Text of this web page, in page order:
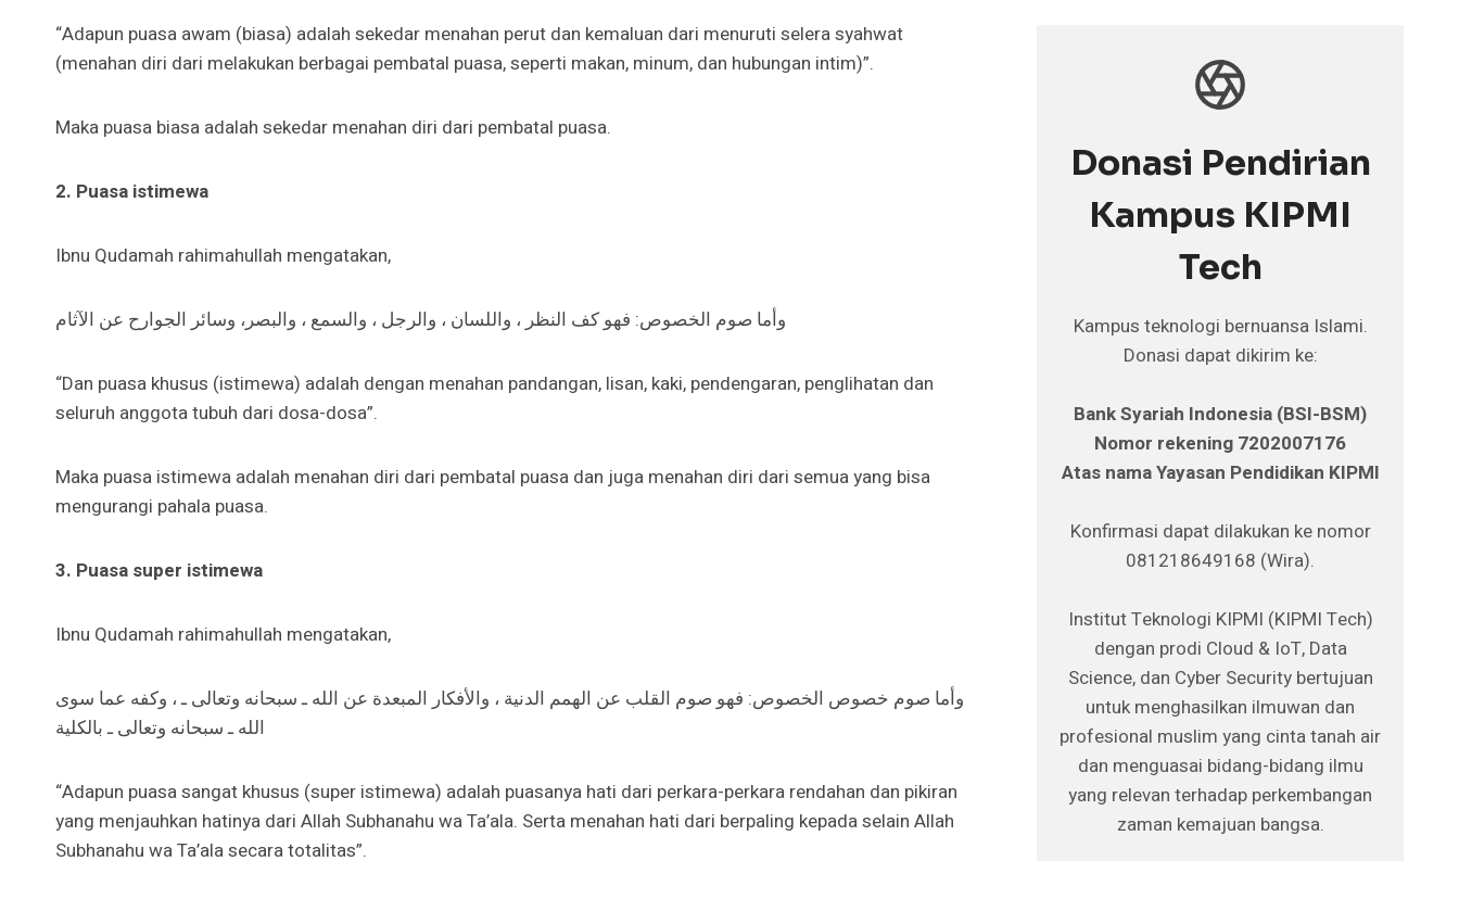
“Adapun puasa awam (biasa) adalah sekedar menahan perut dan kemaluan dari menuruti selera syahwat
(menahan diri dari melakukan berbagai pembatal puasa, seperti makan, minum, dan hubungan intim)”.
Maka puasa biasa adalah sekedar menahan diri dari pembatal puasa.
2. Puasa istimewa
Ibnu Qudamah rahimahullah mengatakan,
وأما صوم الخصوص: فهو كف النظر ، واللسان ، والرجل ، والسمع ، والبصر، وسائر الجوارح عن الآثام
“Dan puasa khusus (istimewa) adalah dengan menahan pandangan, lisan, kaki, pendengaran, penglihatan dan
seluruh anggota tubuh dari dosa-dosa”.
Maka puasa istimewa adalah menahan diri dari pembatal puasa dan juga menahan diri dari semua yang bisa
mengurangi pahala puasa.
3. Puasa super istimewa
Ibnu Qudamah rahimahullah mengatakan,
وأما صوم خصوص الخصوص: فهو صوم القلب عن الهمم الدنية ، والأفكار المبعدة عن الله ـ سبحانه وتعالى ـ ، وكفه عما سوى
الله ـ سبحانه وتعالى ـ بالكلية
“Adapun puasa sangat khusus (super istimewa) adalah puasanya hati dari perkara-perkara rendahan dan pikiran
yang menjauhkan hatinya dari Allah Subhanahu wa Ta’ala. Serta menahan hati dari berpaling kepada selain Allah
Subhanahu wa Ta’ala secara totalitas”.
Donasi Pendirian
Kampus KIPMI
Tech
Kampus teknologi bernuansa Islami.
Donasi dapat dikirim ke:
Bank Syariah Indonesia (BSI-BSM)
Nomor rekening 7202007176
Atas nama Yayasan Pendidikan KIPMI
Konfirmasi dapat dilakukan ke nomor
081218649168 (Wira).
Institut Teknologi KIPMI (KIPMI Tech)
dengan prodi Cloud & IoT, Data
Science, dan Cyber Security bertujuan
untuk menghasilkan ilmuwan dan
profesional muslim yang cinta tanah air
dan menguasai bidang-bidang ilmu
yang relevan terhadap perkembangan
zaman kemajuan bangsa.